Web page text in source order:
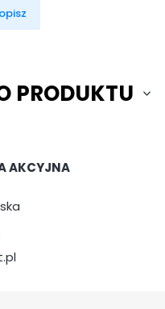
PRODUKTU
AKCYJNA